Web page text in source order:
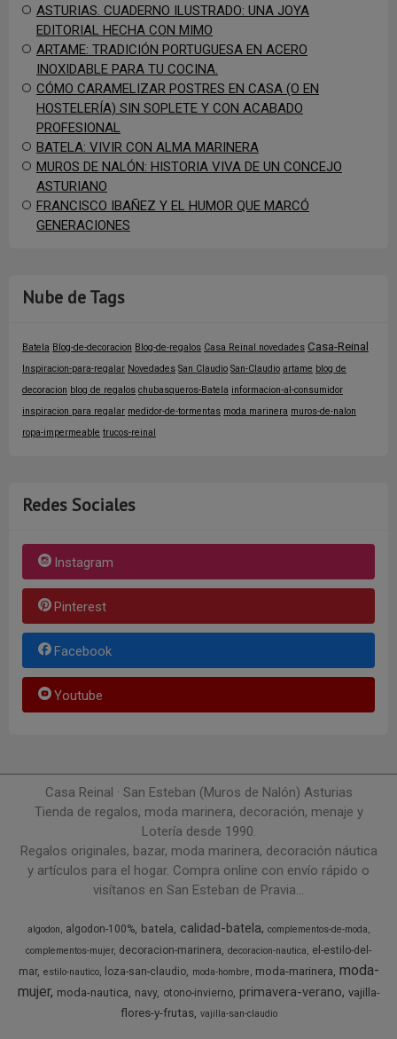
ASTURIAS. CUADERNO ILUSTRADO: UNA JOYA
EDITORIAL HECHA CON MIMO
ARTAME: TRADICIÓN PORTUGUESA EN ACERO
INOXIDABLE PARA TU COCINA.
CÓMO CARAMELIZAR POSTRES EN CASA (O EN
HOSTELERÍA) SIN SOPLETE Y CON ACABADO
PROFESIONAL
BATELA: VIVIR CON ALMA MARINERA
MUROS DE NALÓN: HISTORIA VIVA DE UN CONCEJO
ASTURIANO
FRANCISCO IBAÑEZ Y EL HUMOR QUE MARCÓ
GENERACIONES
Nube de Tags
Batela Blog-de-decoracion Blog-de-regalos Casa Reinal novedades Casa-Reinal
Inspiracion-para-regalar Novedades San Claudio San-Claudio artame blog de
decoracion blog de regalos chubasqueros-Batela informacion-al-consumidor
inspiracion para regalar medidor-de-tormentas moda marinera muros-de-nalon
ropa-impermeable trucos-reinal
Redes Sociales
Instagram
Pinterest
Facebook
Youtube
Casa Reinal · San Esteban (Muros de Nalón) Asturias
Tienda de regalos, moda marinera, decoración, menaje y
Lotería desde 1990.
Regalos originales, bazar, moda marinera, decoración náutica
y artículos para el hogar. Compra online con envío rápido o
visítanos en San Esteban de Pravia...
algodon algodon-100% batela calidad-batela
complementos-de-moda
complementos-mujer decoracion-marinera decoracion-nautica
el-estilo-del-
mar estilo-nautico loza-san-claudio moda-hombre moda-marinera moda-
mujer moda-nautica navy otono-invierno primavera-verano vajilla-
flores-y-frutas vajilla-san-claudio